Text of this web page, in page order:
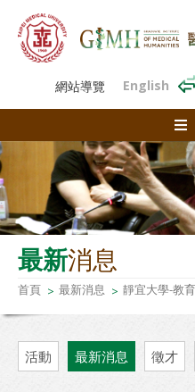
網站導覽 English
最新消息
首頁 最新消息
活動 最新消息 徵才